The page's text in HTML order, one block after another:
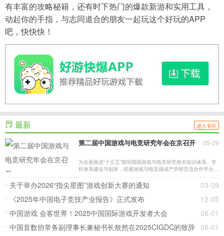
有丰富的攻略秘籍，还有时下热门的爆款新游和实用工具，
动起你的手指，与志同道合的朋友一起玩这个好玩的APP
吧，快快快！
最新 进入专区
第二届中国游戏与电竞研究年会在京召开 05-29
为全面推进“十五五”期间我国游戏与电竞研究相关知识体系、学
科体系建设与创新，搭建游戏与电竞领域产学研交流合作平台，
京市石景山区银保建国酒店圆满召开。
03-09
关于举办2026“指尖星图”游戏创新大赛的通知
12-05
《2025年中国电子竞技产业报告》正式发布
08-01
中国游戏 会客世界！2025中国国际游戏开发者大会
（CIGDC）在虹口北外滩成功举办
08-01
中国音数协常务副理事长兼秘书长敖然在2025CIGDC的致辞